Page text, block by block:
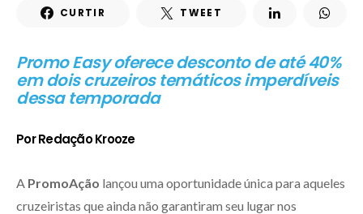
CURTIR TWEET
Promo Easy oferece desconto de até 40%
em dois cruzeiros temáticos imperdíveis
dessa temporada
Por Redação Krooze
A PromoAção lançou uma oportunidade única para aqueles
cruzeiristas que ainda não garantiram seu lugar nos